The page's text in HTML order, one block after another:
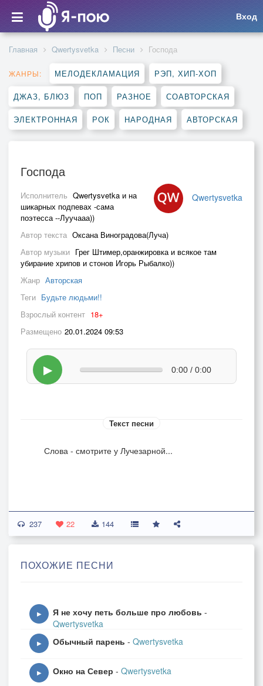
Вход
Главная Qwertysvetka Песни Господа
ЖАНРЫ: МЕЛОДЕКЛАМАЦИЯ РЭП, ХИП-ХОП
ДЖАЗ, БЛЮЗ ПОП РАЗНОЕ СОАВТОРСКАЯ
ЭЛЕКТРОННАЯ РОК НАРОДНАЯ АВТОРСКАЯ
Господа
Qwertysvetka
Исполнитель Qwertysvetka и на
шикарных подпевах -сама
поэтесса --Луучааа))
Автор текста Оксана Виноградова(Луча)
Автор музыки Грег Штимер,оранжировка и всякое там
убирание хрипов и стонов Игорь Рыбалко))
Жанр Авторская
Теги Будьте людьми!!
Взрослый контент 18+
Размещено 20.01.2024 09:53
▶ 0:00 / 0:00
Текст песни
Слова - смотрите у Лучезарной...
237 22 144
ПОХОЖИЕ ПЕСНИ
▶ Я не хочу петь больше про любовь -
Qwertysvetka
▶ Обычный парень - Qwertysvetka
▶ Окно на Север - Qwertysvetka